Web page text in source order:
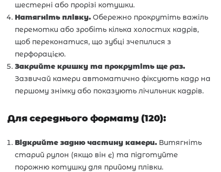
шестерні або прорізі котушки.
Натягніть плівку. Обережно прокрутіть важіль
перемотки або зробіть кілька холостих кадрів,
щоб переконатися, що зубці зчепилися з
перфорацією.
Закрийте кришку та прокрутіть ще раз.
Зазвичай камери автоматично фіксують кадр на
першому знімку або показують лічильник кадрів.
Для середнього формату (120):
Відкрийте задню частину камери. Витягніть
старий рулон (якщо він є) та підготуйте
порожню котушку для прийому плівки.